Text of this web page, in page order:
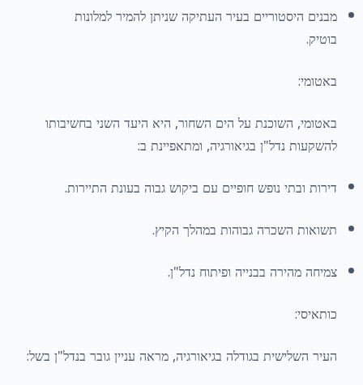
מבנים היסטוריים בעיר העתיקה שניתן להמיר למלונות
בוטיק.
באטומי:
באטומי, השוכנת על הים השחור, היא היעד השני בחשיבותו
להשקעות נדל"ן בגיאורגיה, ומתאפיינת ב:
דירות ובתי נופש חופיים עם ביקוש גבוה בעונת התיירות.
תשואות השכרה גבוהות במהלך הקיץ.
צמיחה מהירה בבנייה ופיתוח נדל"ן.
כותאיסי:
העיר השלישית בגודלה בגיאורגיה, מראה עניין גובר בנדל"ן בשל: